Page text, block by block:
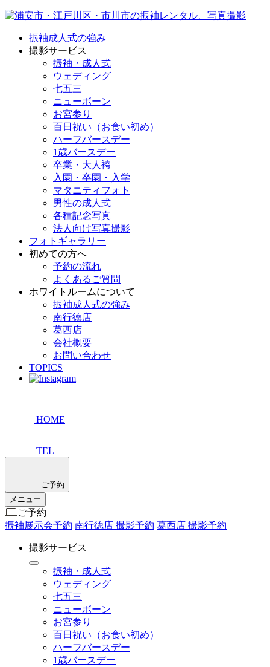
振袖成人式の強み
撮影サービス
振袖・成人式
ウェディング
七五三
ニューボーン
お宮参り
百日祝い（お食い初め）
ハーフバースデー
1歳バースデー
卒業・大人袴
入園・卒園・入学
マタニティフォト
男性の成人式
各種記念写真
法人向け写真撮影
フォトギャラリー
初めての方へ
予約の流れ
よくあるご質問
ホワイトルームについて
振袖成人式の強み
南行徳店
葛西店
会社概要
お問い合わせ
TOPICS
HOME
TEL
ご予約
メニュー
ご予約
振袖展示会予約 南行徳店 撮影予約 葛西店 撮影予約
撮影サービス
振袖・成人式
ウェディング
七五三
ニューボーン
お宮参り
百日祝い（お食い初め）
ハーフバースデー
1歳バースデー